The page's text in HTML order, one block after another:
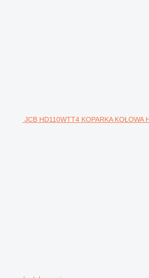
JCB HD110WTT4 KOPARKA